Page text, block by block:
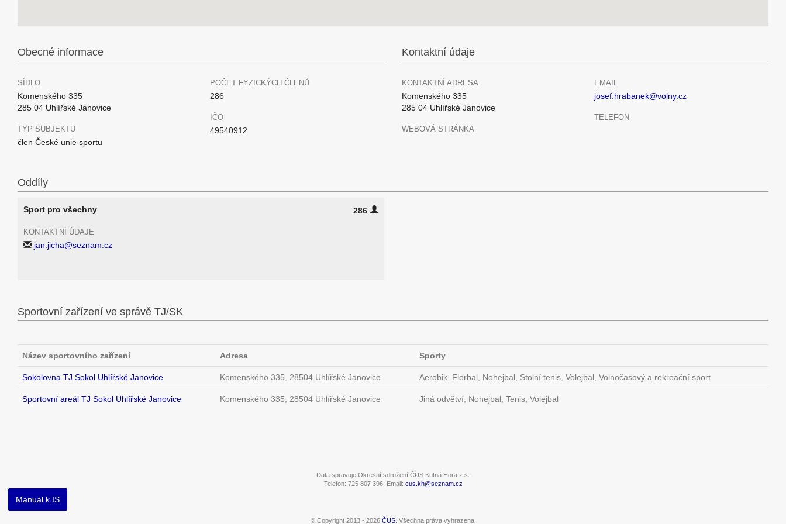
Obecné informace
SÍDLO
Komenského 335
285 04 Uhlířské Janovice
TYP SUBJEKTU
člen České unie sportu
POČET FYZICKÝCH ČLENŮ
286
IČO
49540912
Kontaktní údaje
KONTAKTNÍ ADRESA
Komenského 335
285 04 Uhlířské Janovice
WEBOVÁ STRÁNKA
EMAIL
josef.hrabanek@volny.cz
TELEFON
Oddíly
Sport pro všechny 286
KONTAKTNÍ ÚDAJE
jan.jicha@seznam.cz
Sportovní zařízení ve správě TJ/SK
Název sportovního zařízení Adresa Sporty
Sokolovna TJ Sokol Uhlířské Janovice Komenského 335, 28504 Uhlířské Janovice Aerobik, Florbal, Nohejbal, Stolní tenis, Volejbal, Volnočasový a rekreační sport
Sportovní areál TJ Sokol Uhlířské Janovice Komenského 335, 28504 Uhlířské Janovice Jiná odvětví, Nohejbal, Tenis, Volejbal
Data spravuje Okresní sdružení ČUS Kutná Hora z.s.
Telefon: 725 807 396, Email: cus.kh@seznam.cz
Manuál k IS
© Copyright 2013 - 2026 ČUS. Všechna práva vyhrazena.